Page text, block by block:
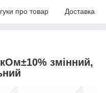
про товар Доставка
змінний,